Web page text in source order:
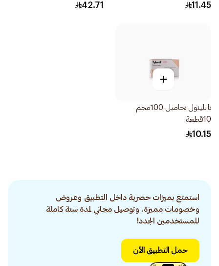
11.45
42.71
+
تايلينول تحاميل 100مجم
10قطعة
10.15
استمتع بميزات حصرية داخل التطبيق وعروض
وخصومات مميزة. وتوصيل مجاني لمدة سنة كاملة
للمستخدمين الجدد!
حمل التطبيق الآن